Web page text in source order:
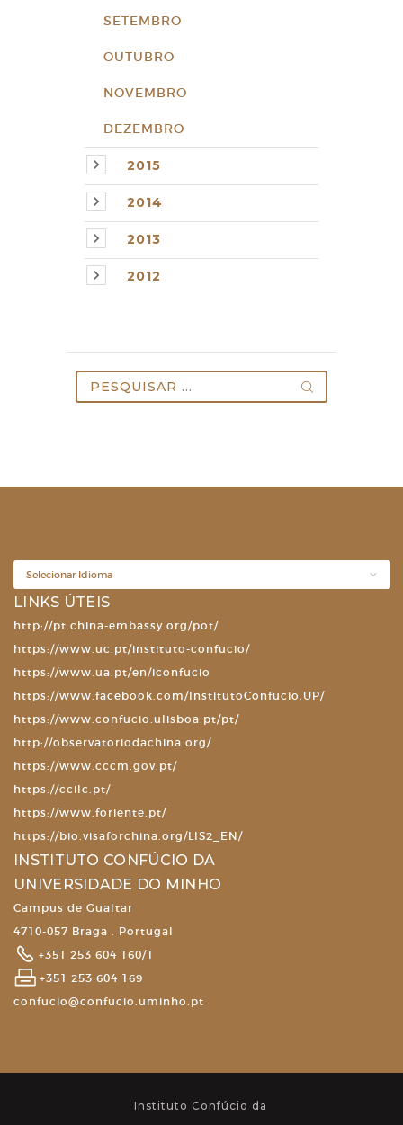
SETEMBRO
OUTUBRO
NOVEMBRO
DEZEMBRO
2015
2014
2013
2012
por:
LINKS ÚTEIS
http://pt.china-embassy.org/pot/
https://www.uc.pt/instituto-confucio/
https://www.ua.pt/en/iconfucio
https://www.facebook.com/InstitutoConfucio.UP/
https://www.confucio.ulisboa.pt/pt/
http://observatoriodachina.org/
https://www.cccm.gov.pt/
https://ccilc.pt/
https://www.foriente.pt/
https://bio.visaforchina.org/LIS2_EN/
INSTITUTO CONFÚCIO DA
UNIVERSIDADE DO MINHO
Campus de Gualtar
4710-057 Braga . Portugal
+351 253 604 160/1
+351 253 604 169
confucio@confucio.uminho.pt
Instituto Confúcio da